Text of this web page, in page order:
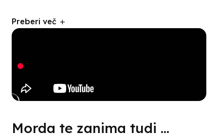
Preberi več
Morda te zanima tudi ...